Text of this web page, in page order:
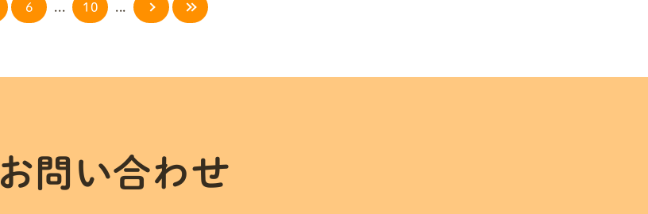
6 ... 10 ...
お問い合わせ